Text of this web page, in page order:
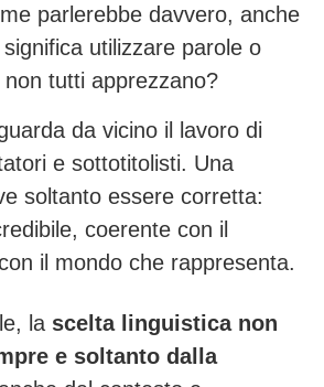
parlerebbe davvero, anche
utilizzare parole o
tutti apprezzano?
da vicino il lavoro di
e sottotitolisti. Una
soltanto essere corretta:
coerente con il
il mondo che rappresenta.
la scelta linguistica non
e soltanto dalla